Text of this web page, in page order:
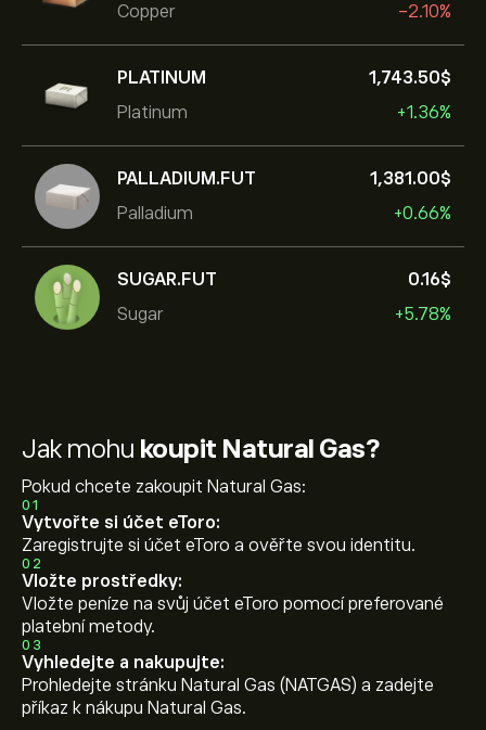
Copper
-2.10%
PLATINUM
Platinum
1,743.50‎$‎
+1.36%
PALLADIUM.FUT
Palladium
1,381.00‎$‎
+0.66%
SUGAR.FUT
Sugar
0.16‎$‎
+5.78%
Jak mohu koupit Natural Gas?
Pokud chcete zakoupit Natural Gas:
01
Vytvořte si účet eToro:
Zaregistrujte si účet eToro a ověřte svou identitu.
02
Vložte prostředky:
Vložte peníze na svůj účet eToro pomocí preferované
platební metody.
03
Vyhledejte a nakupujte:
Prohledejte stránku Natural Gas (NATGAS) a zadejte
příkaz k nákupu Natural Gas.